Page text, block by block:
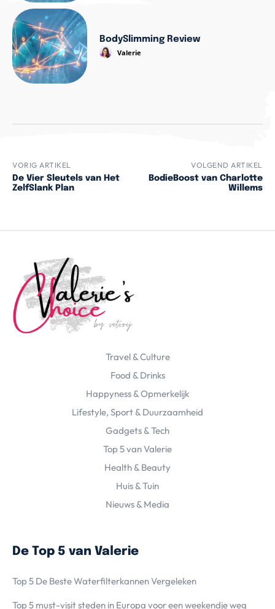
BodySlimming Review
Valerie
VORIG ARTIKEL
De Vier Sleutels van Het
ZelfSlank Plan
VOLGEND ARTIKEL
BodieBoost van Charlotte
Willems
Travel & Culture
Food & Drinks
Happyness & Opmerkelijk
Lifestyle, Sport & Duurzaamheid
Gadgets & Tech
Top 5 van Valerie
Health & Beauty
Huis & Tuin
Nieuws & Media
De Top 5 van Valerie
Top 5 De Beste Waterfilterkannen Vergeleken
Top 5 must-visit steden in Europa voor een weekendje weg